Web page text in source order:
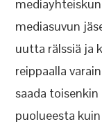
mediasuvun
uutta rälssiä ja
reippaalla
saada
puolueesta